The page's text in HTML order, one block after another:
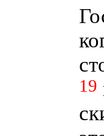
19